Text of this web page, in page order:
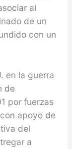
al
de un
con un
en la guerra
de
por fuerzas
apoyo de
del
a